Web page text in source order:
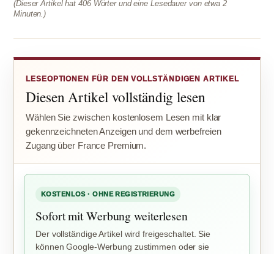
(Dieser Artikel hat 406 Wörter und eine Lesedauer von etwa 2
Minuten.)
LESEOPTIONEN FÜR DEN VOLLSTÄNDIGEN ARTIKEL
Diesen Artikel vollständig lesen
Wählen Sie zwischen kostenlosem Lesen mit klar
gekennzeichneten Anzeigen und dem werbefreien
Zugang über France Premium.
KOSTENLOS · OHNE REGISTRIERUNG
Sofort mit Werbung weiterlesen
Der vollständige Artikel wird freigeschaltet. Sie
können Google-Werbung zustimmen oder sie